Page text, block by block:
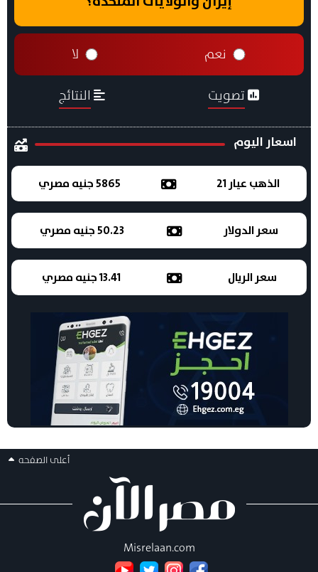
نعم لا
تصويت النتائج
اسعار اليوم
الذهب عيار 21 5865 جنيه مصري
سعر الدولار 50.23 جنيه مصري
سعر الريال 13.41 جنيه مصري
أعلى الصفحه
Misrelaan.com